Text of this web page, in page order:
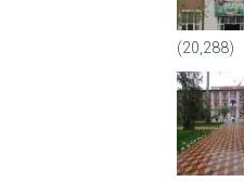
(20,288)